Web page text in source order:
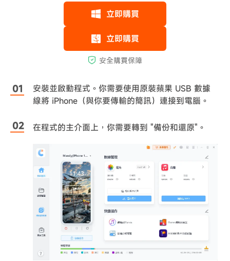
安裝並啟動程式。你需要使用原裝蘋果 USB 數據
線將 iPhone（與你要傳輸的簡訊）連接到電腦。
在程式的主介面上，你需要轉到 "備份和還原"。